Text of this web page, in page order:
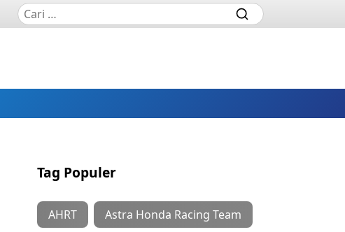
Tag Populer
AHRT Astra Honda Racing Team